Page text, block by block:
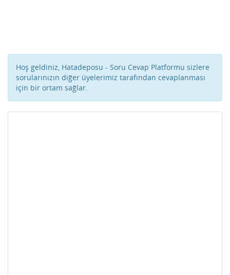
Hoş geldiniz, Hatadeposu - Soru Cevap Platformu sizlere
sorularınızın diğer üyelerimiz tarafından cevaplanması
için bir ortam sağlar.